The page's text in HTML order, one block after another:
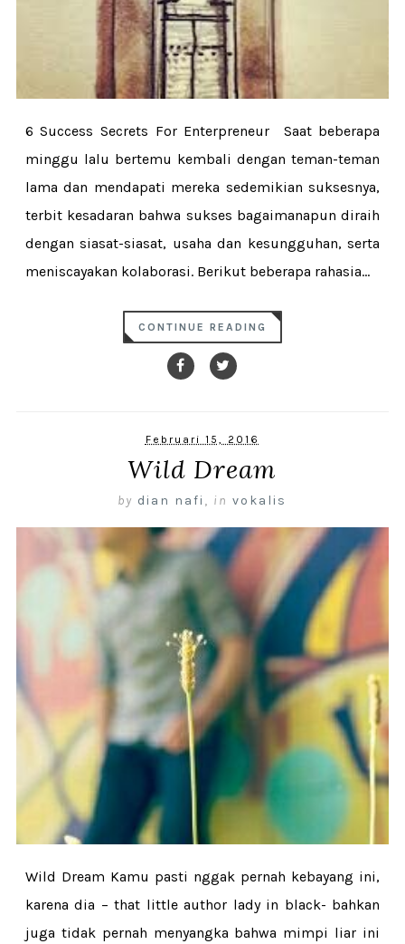
6 Success Secrets For Enterpreneur Saat beberapa
minggu lalu bertemu kembali dengan teman-teman
lama dan mendapati mereka sedemikian suksesnya,
terbit kesadaran bahwa sukses bagaimanapun diraih
dengan siasat-siasat, usaha dan kesungguhan, serta
meniscayakan kolaborasi. Berikut beberapa rahasia...
CONTINUE READING
Februari 15, 2016
Wild Dream
by dian nafi , in vokalis
Wild Dream Kamu pasti nggak pernah kebayang ini,
karena dia – that little author lady in black- bahkan
juga tidak pernah menyangka bahwa mimpi liar ini